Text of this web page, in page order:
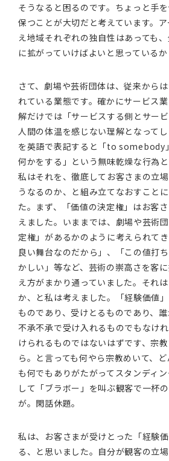
そうなると困るのです。ちょっと手
保つことが大切だと考えています。
え地域それぞれの独自性はあっても
に拡がっていけばよいと思っているか
さて、劇場や芸術団体は、従来から
れている業態です。確かにサービス
解だけでは「サービスする側とサー
人間の体温を感じない理解となって
を英語で表記すると「to somebody
何かをする」という無味乾燥な行為と
私はそれを、徹底してお客さまの立
うなるのか、と組み立てなおすこと
た。まず、「価値の決定権」はお客
えました。いままでは、劇場や芸術
定権」があるかのように考えられて
良い舞台なのだから」、「この値打
かしい」等など、芸術の崇高さを客
え方がまかり通っていました。それ
か、と私は考えました。「経験価値
ものであり、受けとるものであり、
不承不承で受け入れるものでもなけ
けられるものではないはずです、宗
ら。と言っても何やら宗教めいて、
も何でもありがたがってスタンディ
して「ブラボー」を叫ぶ観客で一杯
が。閑話休題。
私は、お客さまが受けとった「経験
る、と思いました。自分が観客の立